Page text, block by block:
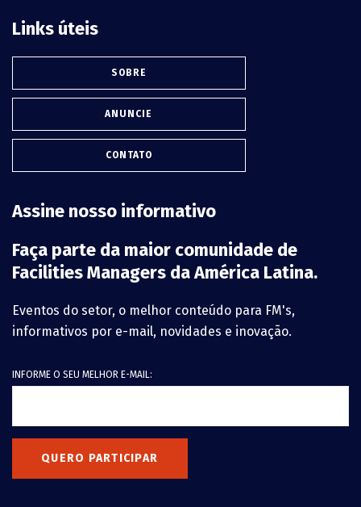
Links úteis
SOBRE
ANUNCIE
CONTATO
Assine nosso informativo
Faça parte da maior comunidade de
Facilities Managers da América Latina.
Eventos do setor, o melhor conteúdo para FM's,
informativos por e-mail, novidades e inovação.
INFORME O SEU MELHOR E-MAIL:
QUERO PARTICIPAR